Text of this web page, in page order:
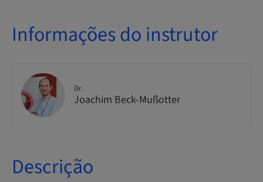
Informações do instrutor
Dr.
Joachim Beck-Mußotter
Descrição